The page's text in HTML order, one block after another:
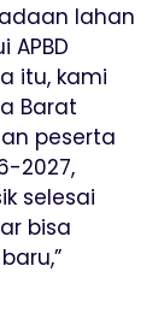
lahan
itu, kami
Barat
peserta
2027,
selesai
bisa